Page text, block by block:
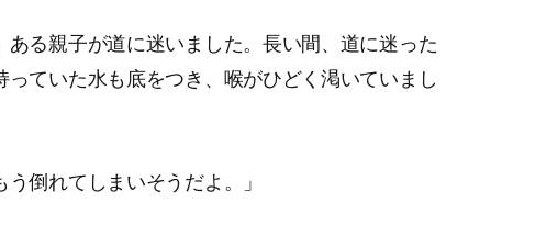
る親子が道に迷いました。長い間、道に迷った
ていた水も底をつき、喉がひどく渇いていまし
倒れてしまいそうだよ。」